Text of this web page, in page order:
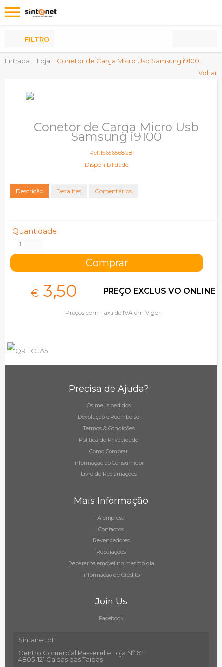
Entrada Loja
Conetor de Carga Micro Usb Samsung i9100
Voltar
FILTRO
Conetor de Carga Micro Usb
Samsung i9100
Ref:1565656828
Disponibilidade:
Descrição Detalhes Comentários
Quantidade
€ 3,50 PREÇO EXCLUSIVO ONLINE
Preços com Taxa de IVA em Vigor
Precisa de Ajuda?
Os meus pedidos
Devolução e Reembolso
Termos & Condições
Política de Privacidade
Como Comprar
Informação ao Consumidor
Livro de Reclamações
Mais Informação
A empresa
Contactos
Revendedores
Reparações
Reparar telemóvel no mesmo dia
Informacao de Crédito
Join Us
Facebook
Sintanet.pt
Centro Comercial Passerelle Loja Nº 62
4805-121 Caldas das Taipas